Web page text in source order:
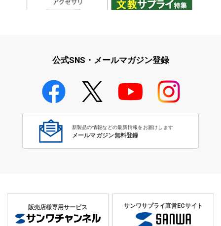
学校教育のICT環境整備特集
公式SNS・メールマガジン登録
新製品の情報などの最新情報をお届けします
メールマガジン無料登録
販売店様専用サービス サンワサプライ直営ECサイト